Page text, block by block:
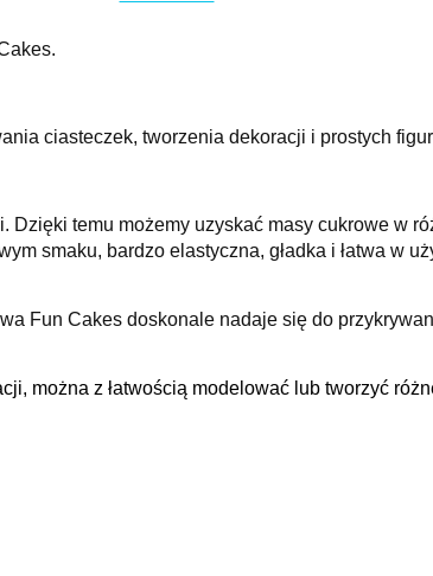
ciasteczek, tworzenia dekoracji i prostych
Dzięki temu możemy uzyskać masy cukrowe w
smaku, bardzo elastyczna, gładka i łatwa w
Fun Cakes doskonale nadaje się do
można z łatwością modelować lub tworzyć